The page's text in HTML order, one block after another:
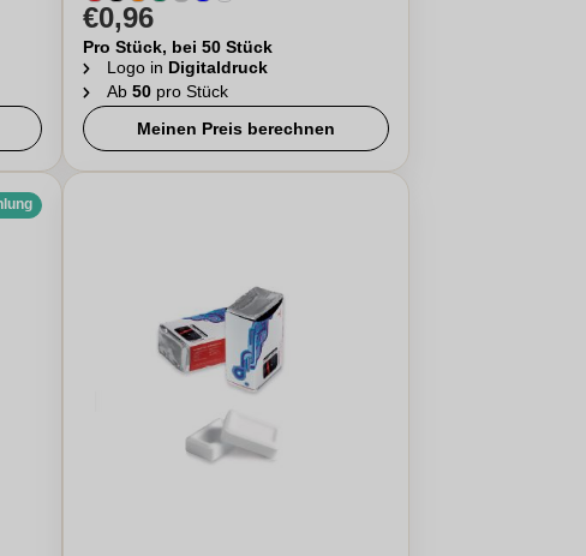
€0,96
Pro Stück, bei 50 Stück
Logo in Digitaldruck
Ab 50pro Stück
Meinen Preis berechnen